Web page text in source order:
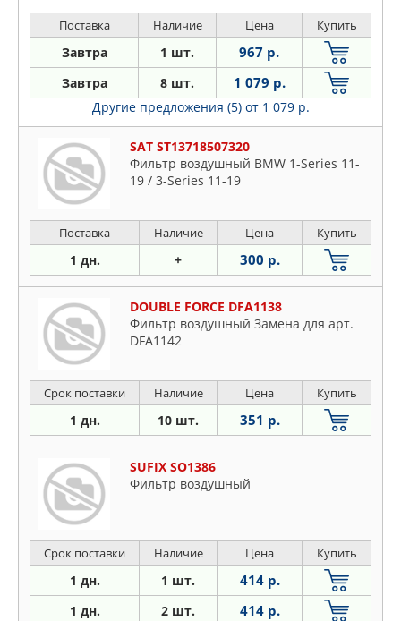
2019)/116dF20/F21/F20
Поставка Наличие Цена Купить
Завтра 1 шт. 967 р.
Завтра 8 шт. 1 079 р.
Другие предложения (5) от 1 079 р.
SAT ST13718507320
Фильтр воздушный BMW 1-Series 11-
19 / 3-Series 11-19
Поставка Наличие Цена Купить
1 дн. + 300 р.
DOUBLE FORCE DFA1138
Фильтр воздушный Замена для арт.
DFA1142
Срок поставки Наличие Цена Купить
1 дн. 10 шт. 351 р.
SUFIX SO1386
Фильтр воздушный
Срок поставки Наличие Цена Купить
1 дн. 1 шт. 414 р.
1 дн. 2 шт. 414 р.